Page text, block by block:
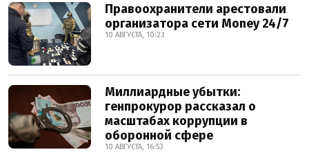
Правоохранители арестовали
организатора сети Money 24/7
10 АВГУСТА, 10:23
Миллиардные убытки:
генпрокурор рассказал о
масштабах коррупции в
оборонной сфере
10 АВГУСТА, 16:53